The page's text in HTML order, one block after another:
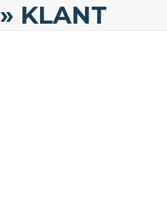
» KLANT